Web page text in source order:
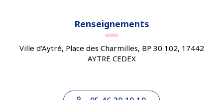
Renseignements
Ville d'Aytré, Place des Charmilles, BP 30 102, 17442
AYTRE CEDEX